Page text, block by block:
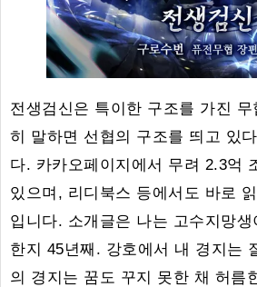
전생검신은 특이한 구조를 가진
히 말하면 선협의 구조를 띄고 있
다. 카카오페이지에서 무려 2.3억
있으며, 리디북스 등에서도 바로
입니다. 소개글은 나는 고수지망
한지 45년째. 강호에서 내 경지는
의 경지는 꿈도 꾸지 못한 채 허름